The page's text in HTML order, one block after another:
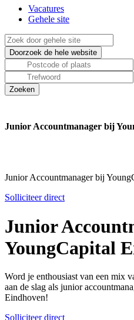
Vacatures
Gehele site
Junior Accountmanager bij
Junior Accountmanager bij
Solliciteer direct
Junior
YoungCapital
Word je enthousiast van een mix
aan de slag als junior
Eindhoven!
Solliciteer direct